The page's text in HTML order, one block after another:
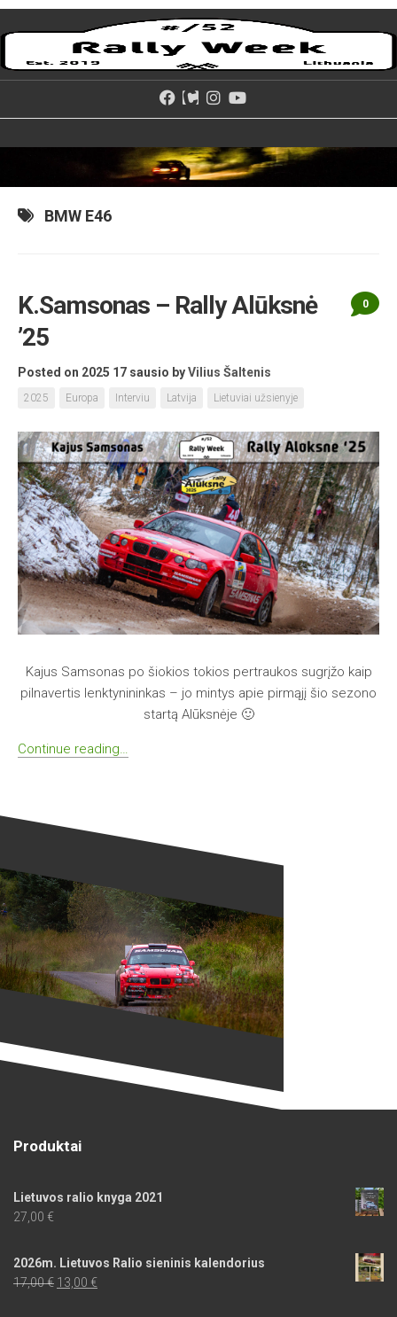
Skip
to
BMW E46
K.Samsonas – Rally Alūksnė
’25
Posted on 2025 17 sausio byVilius Šaltenis
2025 Europa Interviu Latvija Lietuviai užsienyje
0
Kajus Samsonas po šiokios tokios pertraukos sugrįžo kaip
pilnavertis lenktynininkas – jo mintys apie pirmąjį šio sezono
startą Alūksnėje 🙂
Continue reading…
Produktai
Lietuvos ralio knyga 2021
27,00 €
2026m. Lietuvos Ralio sieninis kalendorius
17,00€ Original
13,00 €Current